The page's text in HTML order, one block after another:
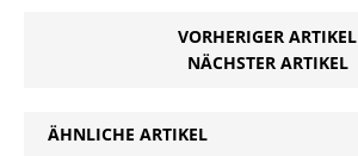
VORHERIGER ARTIKEL
NÄCHSTER ARTIKEL
ÄHNLICHE ARTIKEL